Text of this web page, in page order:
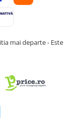
mai departe - Este